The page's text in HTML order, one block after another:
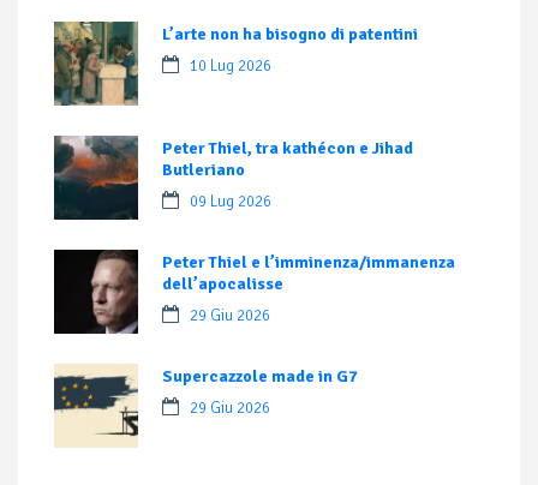
L’arte non ha bisogno di patentini
10 Lug 2026
Peter Thiel, tra kathécon e Jihad
Butleriano
09 Lug 2026
Peter Thiel e l’imminenza/immanenza
dell’apocalisse
29 Giu 2026
Supercazzole made in G7
29 Giu 2026